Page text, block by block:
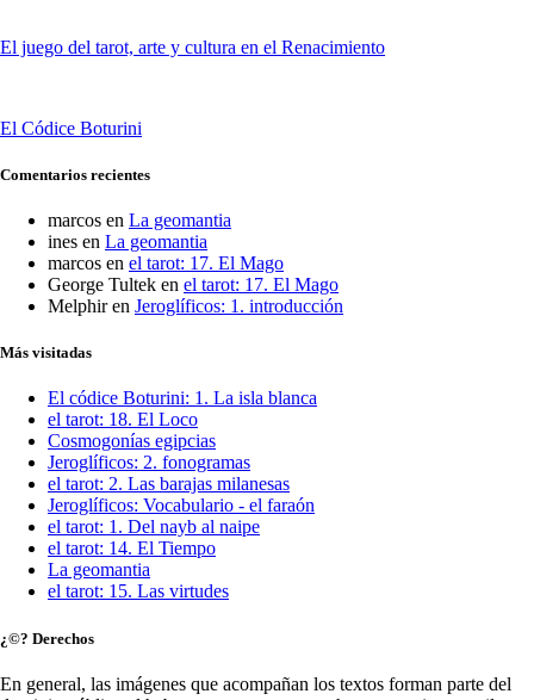
El juego del tarot, arte y cultura en el Renacimiento
El Códice Boturini
Comentarios recientes
marcos en La geomantia
ines en La geomantia
marcos en el tarot: 17. El Mago
George Tultek en el tarot: 17. El Mago
Melphiren Jeroglíficos: 1. introducción
Más visitadas
El códice Boturini: 1. La isla blanca
el tarot: 18. El Loco
Cosmogonías egipcias
Jeroglíficos: 2. fonogramas
el tarot: 2. Las barajas milanesas
Jeroglíficos: Vocabulario - el faraón
el tarot: 1. Del nayb al naipe
el tarot: 14. El Tiempo
La geomantia
el tarot: 15. Las virtudes
¿©? Derechos
En general, las imágenes que acompañan los textos forman parte del